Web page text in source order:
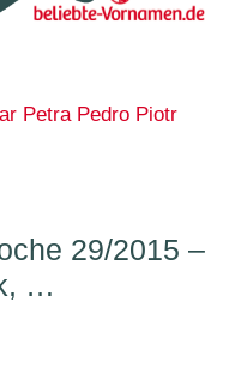
Petra Pedro Piotr
29/2015 –
…